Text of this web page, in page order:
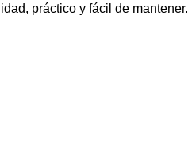
práctico y fácil de mantener.